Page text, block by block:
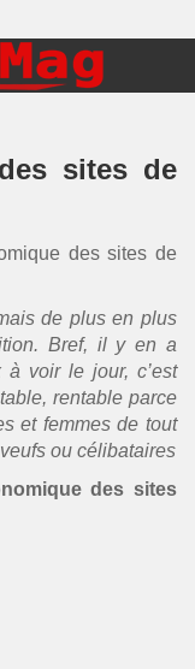
sites de
des sites de
de plus en plus
Bref, il y en a
voir le jour, c’est
rentable parce
et femmes de tout
ou célibataires
des sites